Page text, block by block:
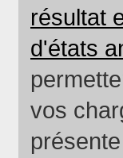
résultat
d'états
vos